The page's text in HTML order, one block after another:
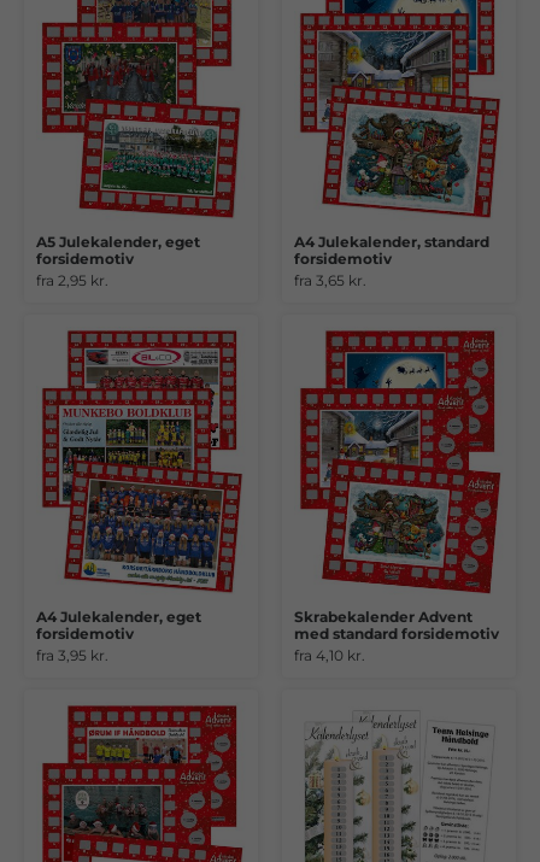
A5 Julekalender, eget
forsidemotiv
fra 2,95 kr.
A4 Julekalender, standard
forsidemotiv
fra 3,65 kr.
A4 Julekalender, eget
forsidemotiv
fra 3,95 kr.
Skrabekalender Advent
med standard forsidemotiv
fra 4,10 kr.